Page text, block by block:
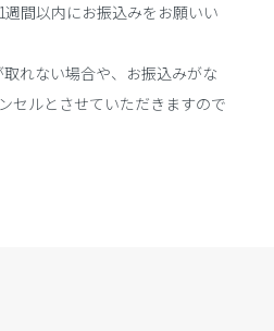
間以内にお振込みをお願いい
れない場合や、お振込みがな
セルとさせていただきますので